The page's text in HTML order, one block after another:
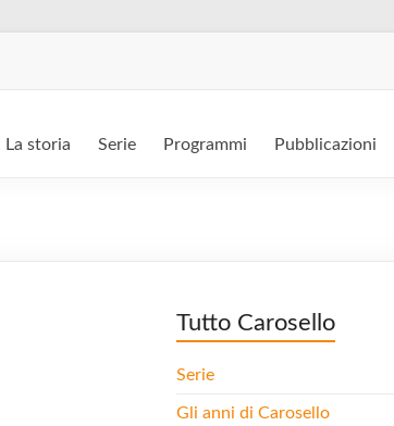
La storia Serie Programmi Pubblicazioni
Tutto Carosello
Serie
Gli anni di Carosello